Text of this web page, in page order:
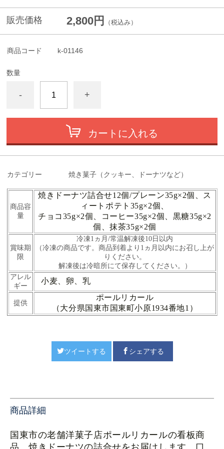
販売価格 2,800円 （税込み）
商品コード k-01146
数量
- +
カートに入れる
カテゴリー 焼き菓子（クッキー、ドーナツなど）
商品容
量
焼きドーナツ詰合せ12個/プレーン35g×2個、ス
ィートポテト35g×2個、
チョコ35g×2個、コーヒー35g×2個、黒糖35g×2
個、抹茶35g×2個
賞味期
限
冷凍1ヵ月/常温解凍後10日以内
（冷凍の商品です。商品到着より1ヵ月以内にお召し上が
りください。
解凍後は冷暗所にて保存してください。）
アレル
ギー
小麦、卵、乳
提供
ポールリカール
（大分県国東市国東町小原1934番地1）
ツイートする シェアする
商品詳細
国東市の老舗洋菓子店ポールリカールの看板商
品、焼きドーナツの詰合せをお届けします。口